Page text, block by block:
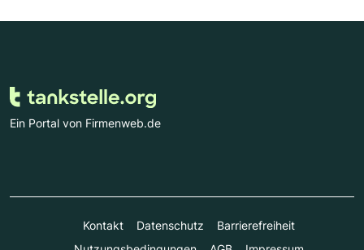
Ein Portal von Firmenweb.de
Kontakt Datenschutz
Barrierefreiheit